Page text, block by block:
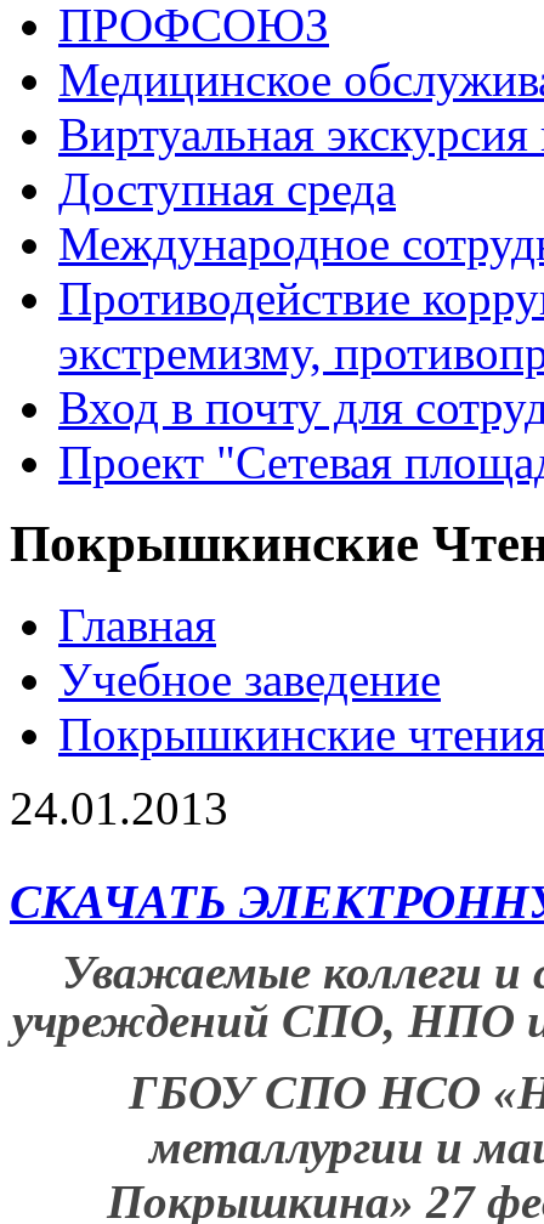
ПРОФСОЮЗ
Медицинское
Виртуальная
Доступная среда
Международное
Противодействие
экстремизму,
Вход в почту для
Проект "Сетевая
Покрышкинские
Главная
Учебное заведение
Покрышкинские
24.01.2013
СКАЧАТЬ
Уважаемые коллеги и
учреждений СПО, НПО и
ГБОУ СПО НСО
металлургии и
Покрышкина» 27